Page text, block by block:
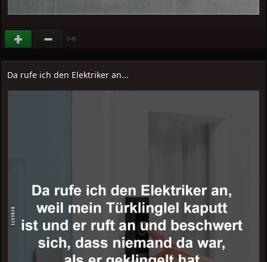
(+8)
Da rufe ich den Elektriker an...